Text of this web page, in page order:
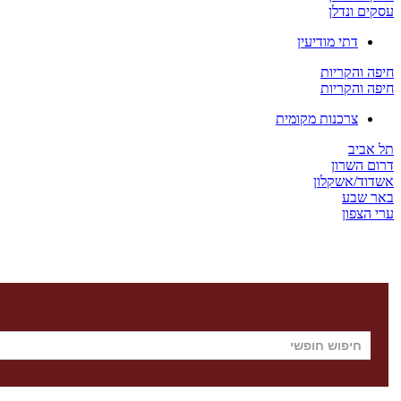
עסקים ונדלן
דתי מודיעין
חיפה והקריות
חיפה והקריות
צרכנות מקומית
תל אביב
דרום השרון
אשדוד/אשקלון
באר שבע
ערי הצפון